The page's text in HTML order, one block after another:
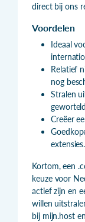
direct bij ons
Voordelen
Ideaal
Relatief
nog
Stralen
Creëer
extensies.
Kortom, een
keuze voor
actief zijn en
willen
bij mijn.host